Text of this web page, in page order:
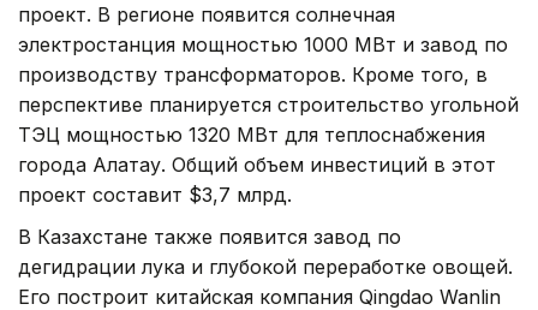
проект. В регионе появится солнечная
электростанция мощностью 1000 МВт и завод по
производству трансформаторов. Кроме того, в
перспективе планируется строительство угольной
ТЭЦ мощностью 1320 МВт для теплоснабжения
города Алатау. Общий объем инвестиций в этот
проект составит $3,7 млрд.
В Казахстане также появится завод по
дегидрации лука и глубокой переработке овощей.
Его построит китайская компания Qingdao Wanlin